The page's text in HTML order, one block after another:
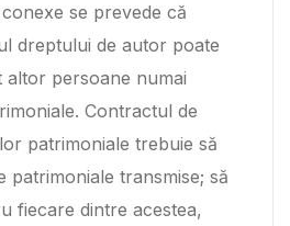
se prevede că
dreptului de autor poate
persoane numai
Contractul de
patrimoniale trebuie să
patrimoniale transmise; să
fiecare dintre acestea,